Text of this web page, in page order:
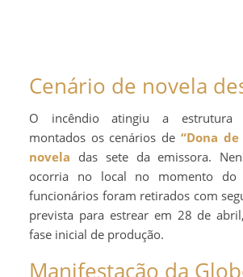
Cenário de novela
O incêndio atingiu a estrutura
montados os cenários de “Dona
novela das sete da emissora.
ocorria no local no momento do
funcionários foram retirados com
prevista para estrear em 28 de
fase inicial de produção.
Manifestação da